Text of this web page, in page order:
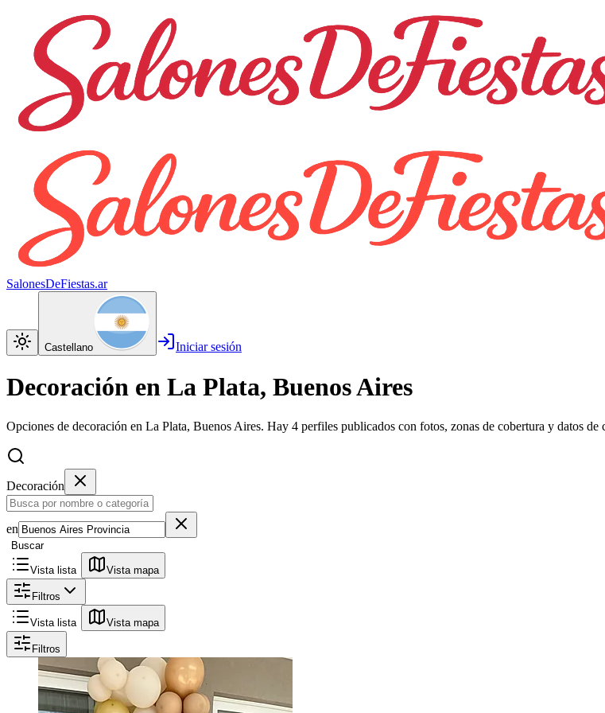
SalonesDeFiestas.ar
Castellano Iniciar sesión
Decoración en La Plata, Buenos Aires
Opciones de decoración en La Plata, Buenos Aires. Hay 4 perfiles publicados con fotos, zonas de cobertura y datos de
Decoración
en
Buscar
Vista lista Vista mapa
Filtros
Vista lista Vista mapa
Filtros